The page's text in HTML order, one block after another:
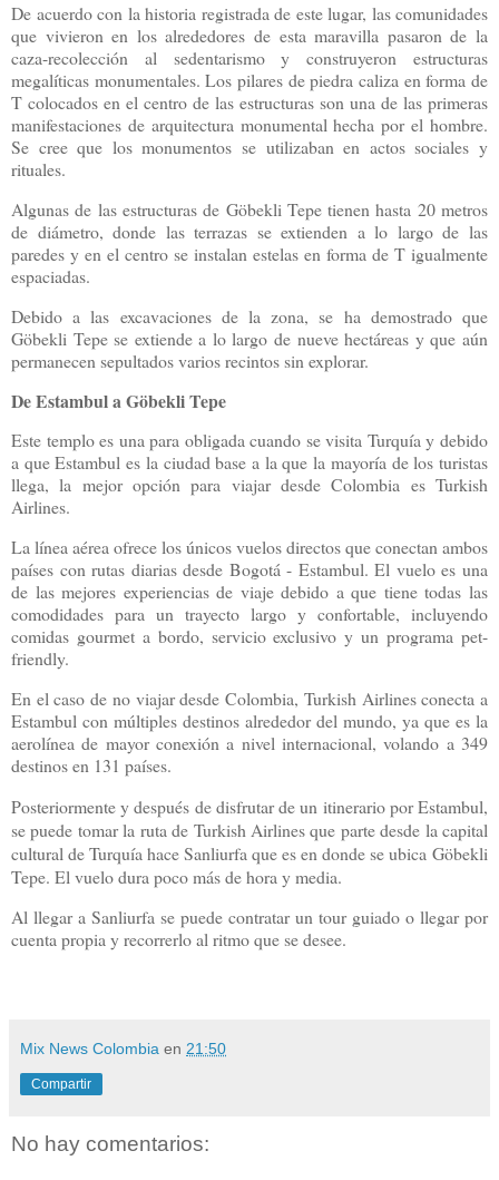
De acuerdo con la historia registrada de este lugar, las comunidades
que vivieron en los alrededores de esta maravilla pasaron de la
caza-recolección al sedentarismo y construyeron estructuras
megalíticas monumentales. Los pilares de piedra caliza en forma de
T colocados en el centro de las estructuras son una de las primeras
manifestaciones de arquitectura monumental hecha por el hombre.
Se cree que los monumentos se utilizaban en actos sociales y
rituales.
Algunas de las estructuras de Göbekli Tepe tienen hasta 20 metros
de diámetro, donde las terrazas se extienden a lo largo de las
paredes y en el centro se instalan estelas en forma de T igualmente
espaciadas.
Debido a las excavaciones de la zona, se ha demostrado que
Göbekli Tepe se extiende a lo largo de nueve hectáreas y que aún
permanecen sepultados varios recintos sin explorar.
De Estambul a Göbekli Tepe
Este templo es una para obligada cuando se visita Turquía y debido
a que Estambul es la ciudad base a la que la mayoría de los turistas
llega, la mejor opción para viajar desde Colombia es Turkish
Airlines.
La línea aérea ofrece los únicos vuelos directos que conectan ambos
países con rutas diarias desde Bogotá - Estambul. El vuelo es una
de las mejores experiencias de viaje debido a que tiene todas las
comodidades para un trayecto largo y confortable, incluyendo
comidas gourmet a bordo, servicio exclusivo y un programa pet-
friendly.
En el caso de no viajar desde Colombia, Turkish Airlines conecta a
Estambul con múltiples destinos alrededor del mundo, ya que es la
aerolínea de mayor conexión a nivel internacional, volando a 349
destinos en 131 países.
Posteriormente y después de disfrutar de un itinerario por Estambul,
se puede tomar la ruta de Turkish Airlines que parte desde la capital
cultural de Turquía hace Sanliurfa que es en donde se ubica Göbekli
Tepe. El vuelo dura poco más de hora y media.
Al llegar a Sanliurfa se puede contratar un tour guiado o llegar por
cuenta propia y recorrerlo al ritmo que se desee.
Mix News Colombia en 21:50
Compartir
No hay comentarios: